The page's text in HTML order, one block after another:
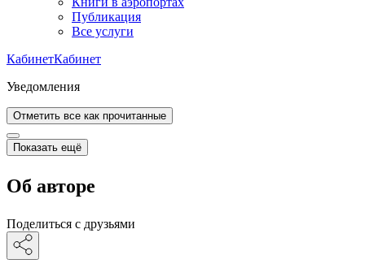
Публикация
Все услуги
КабинетКабинет
Уведомления
Отметить все как прочитанные
Показать ещё
Об авторе
Поделиться с друзьями